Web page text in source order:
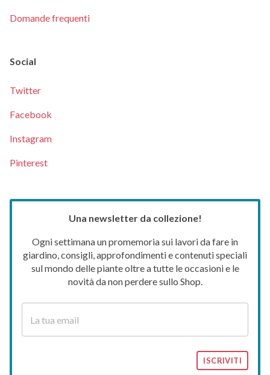
Domande frequenti
Social
Twitter
Facebook
Instagram
Pinterest
Una newsletter da collezione!
Ogni settimana un promemoria sui lavori da fare in
giardino, consigli, approfondimenti e contenuti speciali
sul mondo delle piante oltre a tutte le occasioni e le
novità da non perdere sullo Shop.
ISCRIVITI